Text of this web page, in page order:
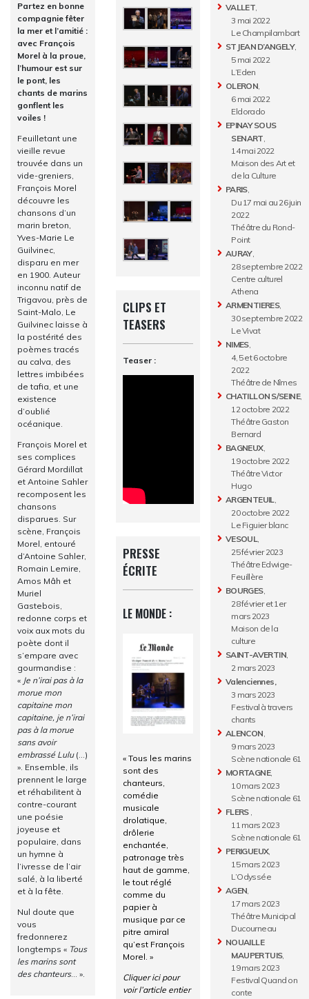
Partez en bonne
compagnie fêter
la mer et l’amitié :
avec François
Morel à la proue,
l’humour est sur
le pont, les
chants de marins
gonflent les
voiles !
Feuilletant une
vieille revue
trouvée dans un
vide-greniers,
François Morel
découvre les
chansons d’un
marin breton,
Yves-Marie Le
Guilvinec,
disparu en mer
en 1900. Auteur
inconnu natif de
Trigavou, près de
Saint-Malo, Le
Guilvinec laisse à
la postérité des
poèmes tracés
au calva, des
lettres imbibées
de tafia, et une
existence
d’oublié
océanique.
François Morel et
ses complices
Gérard Mordillat
et Antoine Sahler
recomposent les
chansons
disparues. Sur
scène, François
Morel, entouré
d’Antoine Sahler,
Romain Lemire,
Amos Mâh et
Muriel
Gastebois,
redonne corps et
voix aux mots du
poète dont il
s’empare avec
gourmandise :
« Je n’irai pas à la
morue mon
capitaine mon
capitaine, je n’irai
pas à la morue
sans avoir
embrassé Lulu (…)
». Ensemble, ils
prennent le large
et réhabilitent à
contre-courant
une poésie
joyeuse et
populaire, dans
un hymne à
l’ivresse de l’air
salé, à la liberté
et à la fête.
Nul doute que
vous
fredonnerez
longtemps « Tous
les marins sont
des chanteurs… ».
CLIPS ET
TEASERS
Teaser :
PRESSE
ÉCRITE
LE MONDE :
« Tous les marins
sont des
chanteurs,
comédie
musicale
drolatique,
drôlerie
enchantée,
patronage très
haut de gamme,
le tout réglé
comme du
papier à
musique par ce
pitre amiral
qu’est François
Morel. »
Cliquer ici pour
voir l’article entier
VALLET,
3 mai 2022
Le Champilambart
ST JEAN D’ANGELY,
5 mai 2022
L’Eden
OLERON,
6 mai 2022
Eldorado
EPINAY SOUS
SENART,
14 mai 2022
Maison des Art et
de la Culture
PARIS,
Du 17 mai au 26 juin
2022
Théâtre du Rond-
Point
AURAY,
28 septembre 2022
Centre culturel
Athena
ARMENTIERES,
30 septembre 2022
Le Vivat
NIMES,
4, 5 et 6 octobre
2022
Théâtre de Nîmes
CHATILLON S/SEINE,
12 octobre 2022
Théâtre Gaston
Bernard
BAGNEUX,
19 octobre 2022
Théâtre Victor
Hugo
ARGENTEUIL,
20 octobre 2022
Le Figuier blanc
VESOUL,
25 février 2023
Théâtre Edwige-
Feuillère
BOURGES,
28 février et 1er
mars 2023
Maison de la
culture
SAINT-AVERTIN,
2 mars 2023
Valenciennes,
3 mars 2023
Festival à travers
chants
ALENCON,
9 mars 2023
Scène nationale 61
MORTAGNE,
10 mars 2023
Scène nationale 61
FLERS ,
11 mars 2023
Scène nationale 61
PERIGUEUX,
15 mars 2023
L’Odyssée
AGEN,
17 mars 2023
Théâtre Municipal
Ducourneau
NOUAILLE
MAUPERTUIS,
19 mars 2023
Festival Quand on
conte